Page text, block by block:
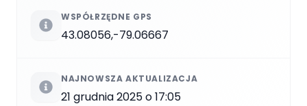
WSPÓŁRZĘDNE GPS
43.08056,-79.06667
NAJNOWSZA AKTUALIZACJA
21 grudnia 2025 o 17:05